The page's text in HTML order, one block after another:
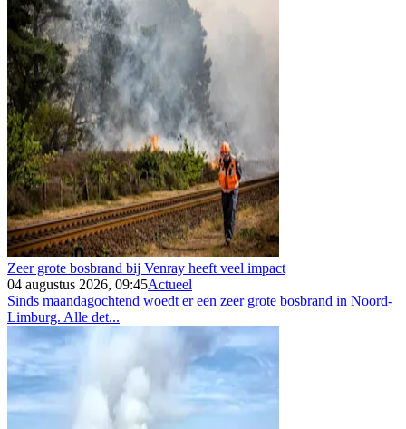
Zeer grote bosbrand bij Venray heeft veel impact
04 augustus 2026, 09:45Actueel
Sinds maandagochtend woedt er een zeer grote bosbrand in Noord-
Limburg. Alle det...